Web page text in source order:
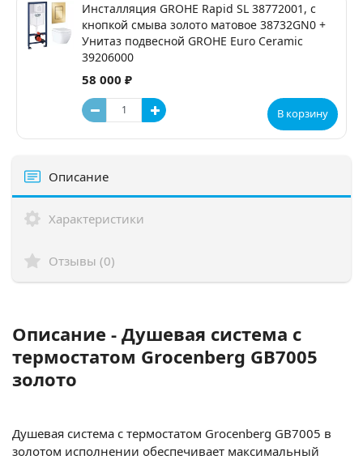
Инсталляция GROHE Rapid SL 38772001, с
кнопкой смыва золото матовое 38732GN0 +
Унитаз подвесной GROHE Euro Ceramic
39206000
58 000 ₽
В корзину
Описание
Характеристики
Отзывы (0)
Описание - Душевая система с
термостатом Grocenberg GB7005
золото
Душевая система с термостатом Grocenberg GB7005 в
золотом исполнении обеспечивает максимальный